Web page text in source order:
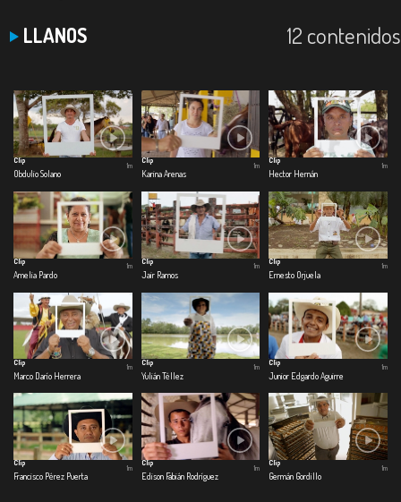
LLANOS 12 contenidos
Clip
Obdulio Solano
1m
Clip
Karina Arenas
1m
Clip
Hector Hernán
1m
Clip
Amelia Pardo
1m
Clip
Jair Ramos
1m
Clip
Ernesto Orjuela
1m
Clip
Marco Darío Herrera
1m
Clip
Yulián Téllez
1m
Clip
Junior Edgardo Aguirre
1m
Clip
Francisco Pérez Puerta
1m
Clip
Edison Fabián Rodríguez
1m
Clip
Germán Gordillo
1m